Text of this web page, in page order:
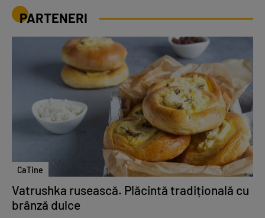
PARTENERI
CaTine
Vatrushka rusească. Plăcintă tradițională cu
brânză dulce